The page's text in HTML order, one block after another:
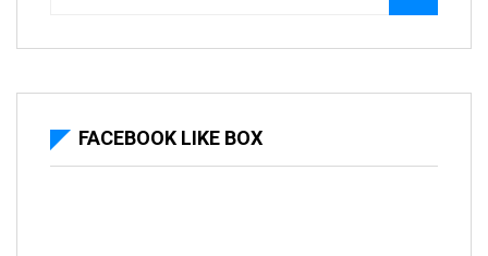
FACEBOOK LIKE BOX